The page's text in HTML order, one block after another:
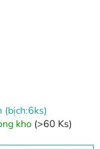
(bịch:6ks)
kho (>60 Ks)